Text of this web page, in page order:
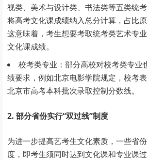
视类、美术与设计类、书法类等五类统
将高考文化课成绩纳入总分计算，占比原
这意味着，考生想要考取统考类艺术专
文化课成绩。
校考类专业：部分高校对校考类专业
绩要求，例如北京电影学院规定，校考
北京市高考本科批次录取控制分数线。
2. 部分省份实行“双过线”制度
为进一步提高艺考生文化素质，一些省
度，即考生须同时达到文化课和专业课